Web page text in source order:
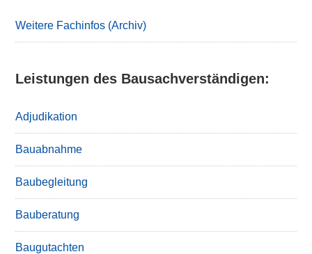
Weitere Fachinfos (Archiv)
Leistungen des Bausachverständigen:
Adjudikation
Bauabnahme
Baubegleitung
Bauberatung
Baugutachten